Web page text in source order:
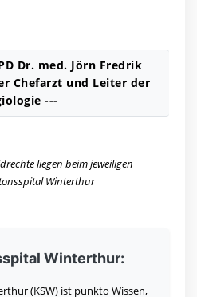
Dr. med. Jörn Fredrik
Chefarzt und Leiter der
---
liegen beim jeweiligen
Winterthur
Winterthur:
(KSW) ist punkto Wissen,